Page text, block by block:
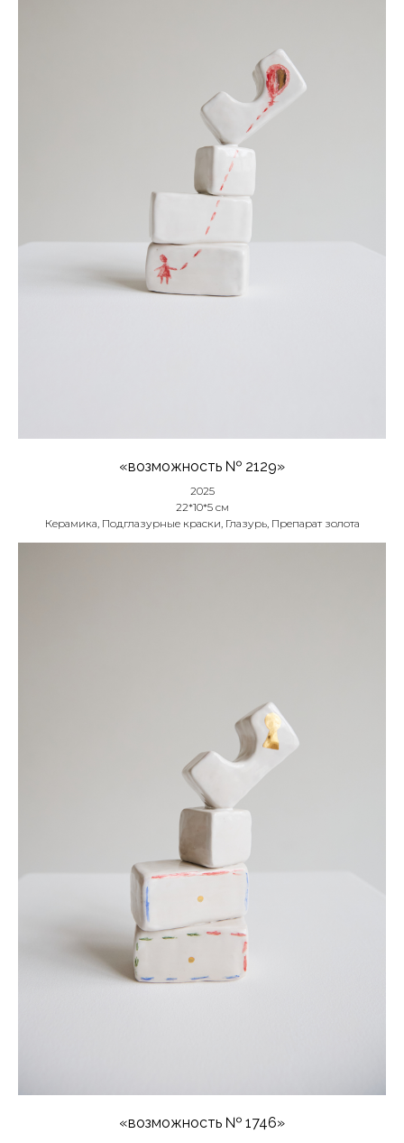
«возможность № 2129»
2025
22*10*5 см
Керамика, Подглазурные краски, Глазурь, Препарат золота
«возможность № 1746»